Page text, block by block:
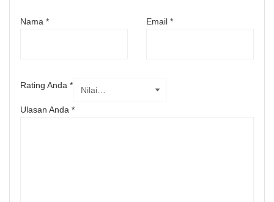
Nama * Email *
Rating Anda *
Ulasan Anda *